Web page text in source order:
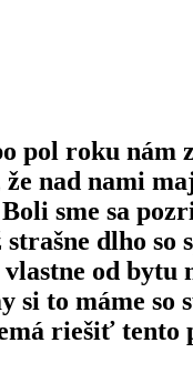
pol roku
nad nami
sme sa
dlho so
od
si to máme
riešiť